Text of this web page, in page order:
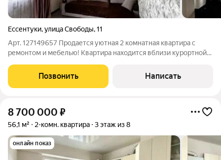
Ессентуки,улица Свободы,11
Арт. 127149657 Продается уютная 2 комнатная квартира с
ремонтом и мебелью! Квартира находится вблизи курортной
остановки . Комнаты изолированы. Закрытый двор , есть
небольшой усчасток земли,
Позвонить Написать
8 700 000 ₽
56,1 м² 2-комн. квартира 3 этаж из 8
онлайн показ